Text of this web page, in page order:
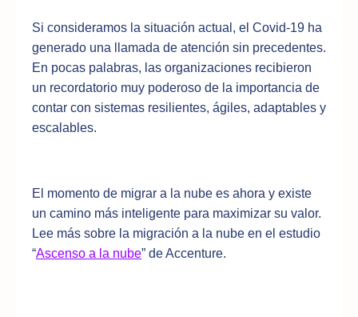
Si consideramos la situación actual, el Covid-19 ha
generado una llamada de atención sin precedentes.
En pocas palabras, las organizaciones recibieron
un recordatorio muy poderoso de la importancia de
contar con sistemas resilientes, ágiles, adaptables y
escalables.
El momento de migrar a la nube es ahora y existe
un camino más inteligente para maximizar su valor.
Lee más sobre la migración a la nube en el estudio
“Ascenso a la nube” de Accenture.